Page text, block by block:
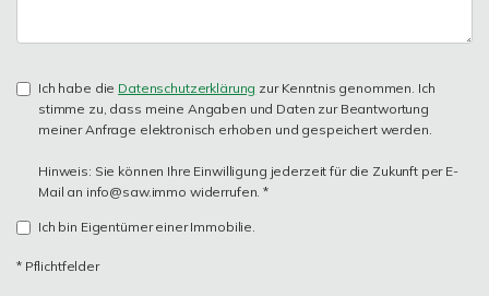
Ich habe die Datenschutzerklärung zur Kenntnis genommen. Ich
stimme zu, dass meine Angaben und Daten zur Beantwortung
meiner Anfrage elektronisch erhoben und gespeichert werden.
Hinweis: Sie können Ihre Einwilligung jederzeit für die Zukunft per E-
Mail an info@saw.immo widerrufen. *
Ich bin Eigentümer einer Immobilie.
* Pflichtfelder